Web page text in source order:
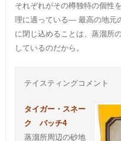
それぞれがその樽独特の個性
理に適っている― 最高の地元
に閉じ込めることは、蒸溜所
しているのだから。
テイスティングコメント
タイガー・スネー
ク バッチ4
蒸溜所周辺の砂地